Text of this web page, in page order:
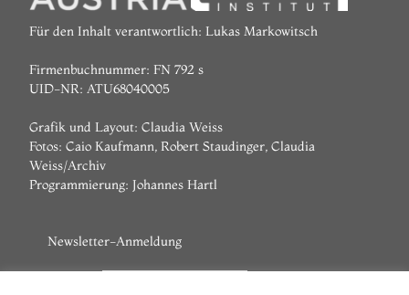
Für den Inhalt verantwortlich: Lukas Markowitsch
Firmenbuchnummer: FN 792 s
UID-NR: ATU68040005
Grafik und Layout: Claudia Weiss
Fotos: Caio Kaufmann, Robert Staudinger, Claudia
Weiss/Archiv
Programmierung:Johannes Hartl
Newsletter-Anmeldung